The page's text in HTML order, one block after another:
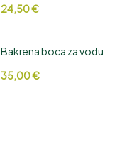
24,50€
Bakrena boca za vodu
35,00€